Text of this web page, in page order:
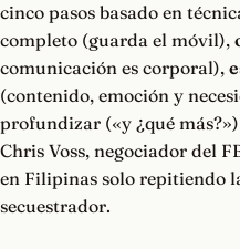
cinco pasos basado en
completo (guarda el móvil),
comunicación es corporal),
(contenido, emoción y
profundizar («y ¿qué
Chris Voss, negociador del
en Filipinas solo repitiendo
secuestrador.